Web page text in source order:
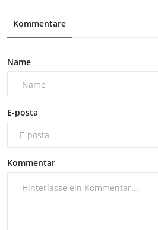
Kommentare
Name
E-posta
Kommentar